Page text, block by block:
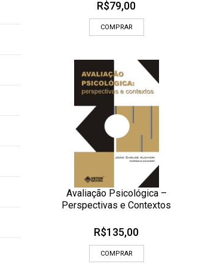
R$79,00
COMPRAR
ADICIONAR AOS MEUS DESEJOS
OLHADA RÁPIDA
Avaliação Psicológica –
Perspectivas e Contextos
R$135,00
COMPRAR